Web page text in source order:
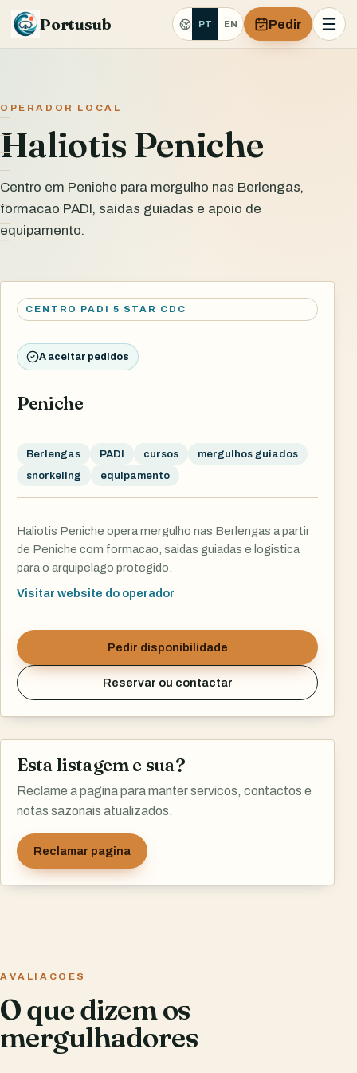
Portusub PT EN Pedir
OPERADOR LOCAL
Haliotis Peniche
Centro em Peniche para mergulho nas Berlengas,
formacao PADI, saidas guiadas e apoio de
equipamento.
CENTRO PADI 5 STAR CDC
A aceitar pedidos
Peniche
Berlengas PADI cursos
mergulhos guiados
snorkeling
equipamento
Haliotis Peniche opera mergulho nas Berlengas a partir
de Peniche com formacao, saidas guiadas e logistica
para o arquipelago protegido.
Visitar website do operador
Pedir disponibilidade
Reservar ou contactar
Esta listagem e sua?
Reclame a pagina para manter servicos, contactos e
notas sazonais atualizados.
Reclamar pagina
AVALIACOES
O que dizem os
mergulhadores